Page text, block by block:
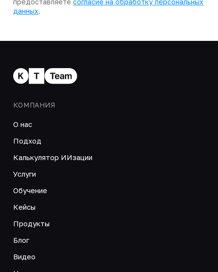
данных.
КОМПАНИЯ
О нас
Подход
Калькулятор ИИзации
Услуги
Обучение
Кейсы
Продукты
Блог
Видео